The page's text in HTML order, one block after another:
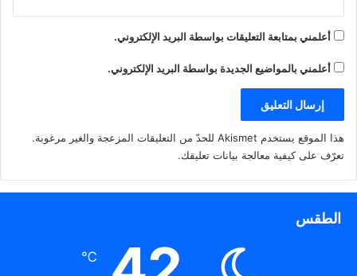
د
)
أعلمني بمتابعة التعليقات بواسطة البريد الإلكتروني.
أعلمني بالمواضيع الجديدة بواسطة البريد الإلكتروني.
هذا الموقع يستخدم Akismet للحدّ من التعليقات المزعجة والغير مرغوبة.
تعرّف على كيفية معالجة بيانات تعليقك.
الطقس
℃